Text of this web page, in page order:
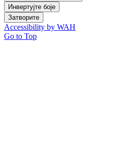
Инвертујте боје
Затворите
Accessibility by WAH
Go to Top